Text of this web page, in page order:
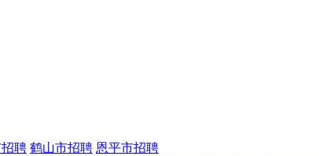
聘 鹤山市招聘 恩平市招聘